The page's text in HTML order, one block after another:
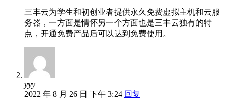
三丰云为学生和初创业者提供永久免费虚拟主机和云服
务器，一方面是情怀另一个方面也是三丰云独有的特
点，开通免费产品后可以达到免费使用。
yyy
2022 年 8 月 26 日 下午 3:24 回复